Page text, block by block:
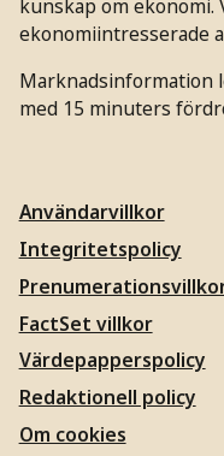
kunskap om ekonomi.
ekonomiintresserade
Marknadsinformation
med 15 minuters
Användarvillkor
Integritetspolicy
FactSet villkor
Värdepapperspolicy
Redaktionell policy
Om cookies